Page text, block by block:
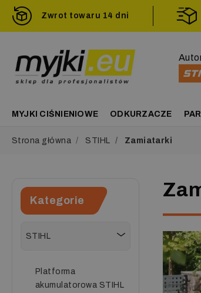
Zwrot towaru 14 dni
MYJKI CIŚNIENIOWE ODKURZACZE
Strona główna STIHL Zamiatarki
Kategorie
STIHL
Platforma
akumulatorowa STIHL